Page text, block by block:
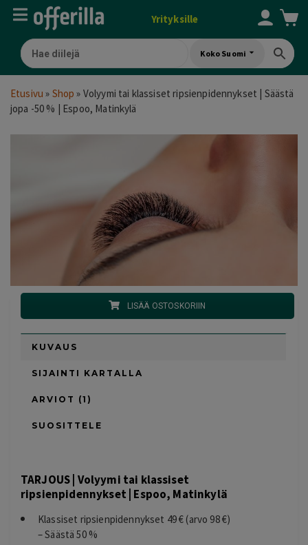
Yrityksille
Koko Suomi
Etusivu » Shop » Volyymi tai klassiset ripsienpidennykset | Säästä
jopa -50 % | Espoo, Matinkylä
LISÄÄ OSTOSKORIIN
KUVAUS
SIJAINTI KARTALLA
ARVIOT (1)
SUOSITTELE
TARJOUS | Volyymi tai klassiset
ripsienpidennykset | Espoo, Matinkylä
Klassiset ripsienpidennykset 49 € (arvo 98 €)
– Säästä 50 %